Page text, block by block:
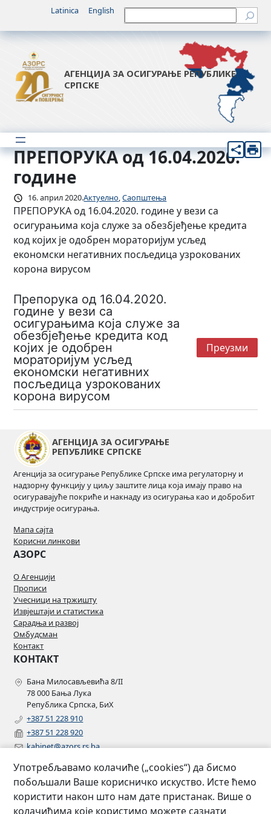
садржај
Latinica English Претрага
АГЕНЦИЈА ЗА ОСИГУРАЊЕ РЕПУБЛИКЕ
СРПСКЕ
ПРЕПОРУКА од 16.04.2020.
године
16. април 2020.Актуелно, Саопштења
ПРЕПОРУКА од 16.04.2020. године у вези са
осигурањима која служе за обезбјеђење кредита
код којих је одобрен мораторијум усљед
економски негативних посљедица узрокованих
корона вирусом
Препорука од 16.04.2020.
године у вези са
осигурањима која служе за
обезбјеђење кредита код
којих је одобрен
мораторијум усљед
економски негативних
посљедица узрокованих
корона вирусом
Преузми
АГЕНЦИЈА ЗА ОСИГУРАЊЕ
РЕПУБЛИКЕ СРПСКЕ
Агенција за осигурање Републике Српске има регулаторну и
надзорну функцију у циљу заштите лица која имају право на
осигуравајуће покриће и накнаду из осигурања као и добробит
индустрије осигурања.
Мапа сајта
Корисни линкови
АЗОРС
О Агенцији
Прописи
Учесници на тржишту
Извјештаји и статистика
Сарадња и развој
Омбудсман
Контакт
КОНТАКТ
Бана Милосављевића 8/II
78 000 Бања Лука
Република Српска, БиХ
+387 51 228 910
+387 51 228 920
kabinet@azors.rs.ba
szzp@azors.rs.ba
ПРАТИТЕ НАС
Употребљавамо колачиће („cookies“) да бисмо
побољшали Ваше корисничко искуство. Исте ћемо
користити након што нам дате пристанак. Више о
колачићима које користимо можете сазнати